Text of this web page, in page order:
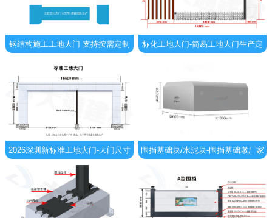
钢结构施工工地大门 支持按需定制
标化工地大门-简易工地大门生产定
2026深圳新标准工地大门-大门尺寸
颜色等可按需定制
围挡基础块/水泥块-围挡基础墩厂家